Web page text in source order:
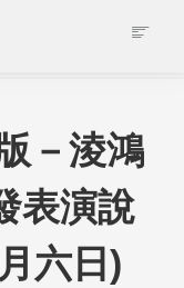
－淩鴻
表演說
六日)